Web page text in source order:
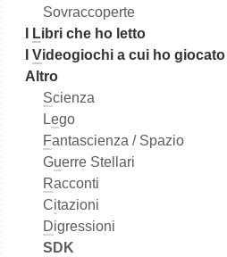
Sovraccoperte
Libri che ho letto
Videogiochi a cui ho giocato
Altro
Scienza
Lego
Fantascienza / Spazio
Guerre Stellari
Racconti
Citazioni
Digressioni
SDK